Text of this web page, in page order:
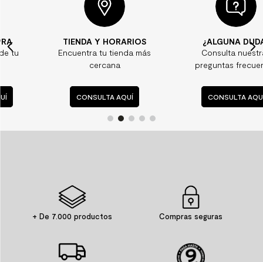
TIENDA Y HORARIOS
Encuentra tu tienda más
CONSULTA AQUÍ
¿ALGUNA DUDA?
Consulta nuestras
preguntas frecuentes
CONSULTA AQUÍ
+ De 7.000 productos Compras seguras